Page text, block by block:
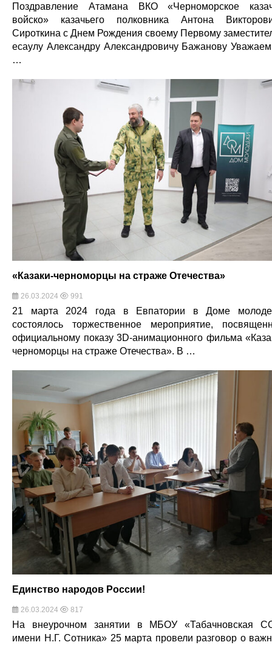
Поздравление Атамана ВКО «Черноморское
войско» казачьего полковника Антона
Сироткина с Днем Рождения своему Первому
есаулу Александру Александровичу Бажанову
…
«Казаки-черноморцы на страже Отечества»
26.03.2024 991
21 марта 2024 года в Евпатории в Доме
состоялось торжественное мероприятие,
официальному показу 3D-анимационного фильма
черноморцы на страже Отечества». В …
Единство народов России!
26.03.2024 817
На внеурочном занятии в МБОУ «Табачновская
имени Н.Г. Сотника» 25 марта провели разговор о